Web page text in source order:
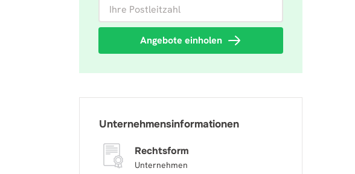
Angebote einholen
Unternehmensinformationen
Rechtsform
Unternehmen